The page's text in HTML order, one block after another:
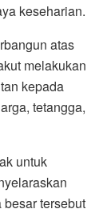
keseharian.
atas
melakukan
kepada
tetangga,
untuk
tersebut